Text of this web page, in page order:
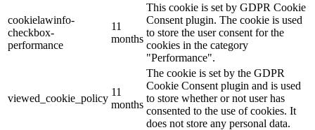
cookielawinfo-
checkbox-
performance
11
months
This cookie is set by GDPR Cookie
Consent plugin. The cookie is used
to store the user consent for the
cookies in the category
"Performance".
viewed_cookie_policy
11
months
The cookie is set by the GDPR
Cookie Consent plugin and is used
to store whether or not user has
consented to the use of cookies. It
does not store any personal data.